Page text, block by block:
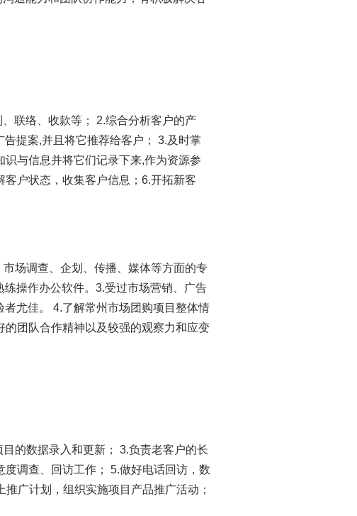
联络、收款等； 2.综合分析客户的产
提案,并且将它推荐给客户； 3.及时掌
与信息并将它们记录下来,作为资源参
户状态，收集客户信息；6.开拓新客
场调查、企划、传播、媒体等方面的专
操作办公软件。3.受过市场营销、广告
尤佳。 4.了解常州市场团购项目整体情
团队合作精神以及较强的观察力和应变
的数据录入和更新； 3.负责老客户的长
调查、回访工作； 5.做好电话回访，数
广计划，组织实施项目产品推广活动；